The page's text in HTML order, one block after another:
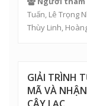
Tuấn, Lê Trọng
Thùy Linh,
GIẢI TRÌNH
MÃ VÀ